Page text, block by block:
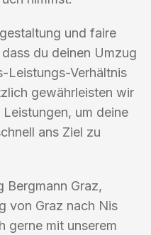
und faire
du deinen Umzug
Leistungs-Verhältnis
gewährleisten wir
um deine
ans Ziel zu
Bergmann Graz,
von Graz nach Nis
gerne mit unserem